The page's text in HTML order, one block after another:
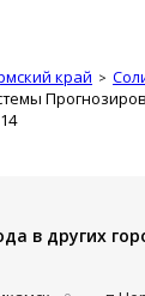
край
в других